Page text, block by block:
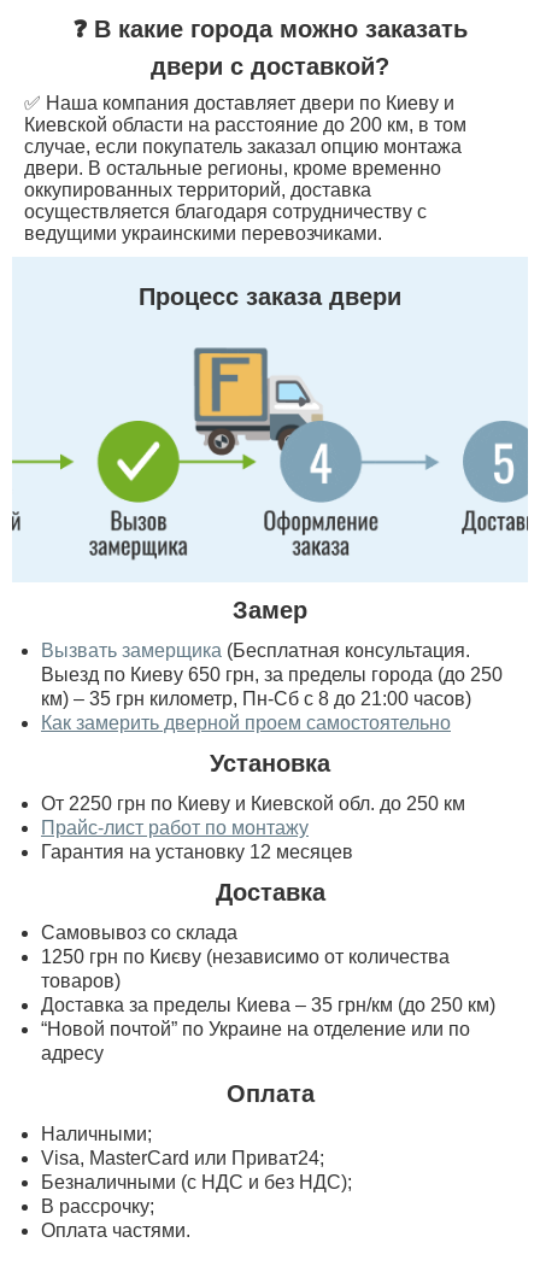
❓ В какие города можно заказать
двери с доставкой?
✅ Наша компания доставляет двери по Киеву и
Киевской области на расстояние до 200 км, в том
случае, если покупатель заказал опцию монтажа
двери. В остальные регионы, кроме временно
оккупированных территорий, доставка
осуществляется благодаря сотрудничеству с
ведущими украинскими перевозчиками.
Процесс заказа двери
Замер
Вызвать замерщика (Бесплатная консультация.
Выезд по Киеву 650 грн, за пределы города (до 250
км) – 35 грн километр, Пн-Сб с 8 до 21:00 часов)
Как замерить дверной проем самостоятельно
Установка
От 2250 грн по Киеву и Киевской обл. до 250 км
Прайс-лист работ по монтажу
Гарантия на установку 12 месяцев
Доставка
Самовывоз со склада
1250 грн по Києву (независимо от количества
товаров)
Доставка за пределы Киева – 35 грн/км (до 250 км)
“Новой почтой” по Украине на отделение или по
адресу
Оплата
Наличными;
Visa, MasterСard или Приват24;
Безналичными (с НДС и без НДС);
В рассрочку;
Оплата частями.